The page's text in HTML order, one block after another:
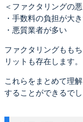
＜ファクタリングの
・手数料の負担が大
・悪質業者が多い
ファクタリングもも
リットも存在します。
これらをまとめて理
することができるでし